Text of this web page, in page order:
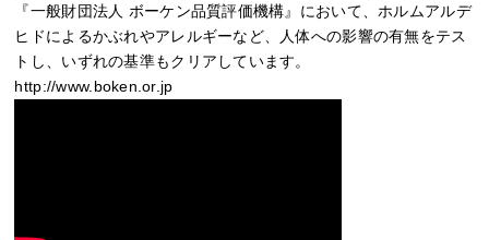
『一般財団法人 ボーケン品質評価機構』において、ホルムアルデ
ヒドによるかぶれやアレルギーなど、人体への影響の有無をテス
トし、いずれの基準もクリアしています。
http://www.boken.or.jp